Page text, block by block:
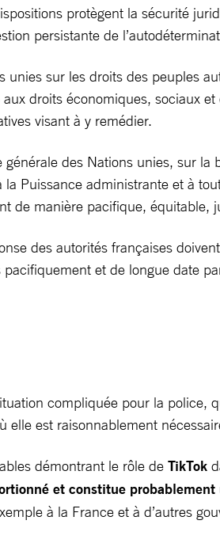
protègent la sécurité
persistante de
sur les droits des peuples
droits économiques, sociaux
visant à y remédier.
des Nations unies, sur
Puissance administrante et à
de manière pacifique,
des autorités françaises
et de longue date
compliquée pour la
elle est raisonnablement
démontrant le rôle de TikTok
et constitue
à la France et à d’autres